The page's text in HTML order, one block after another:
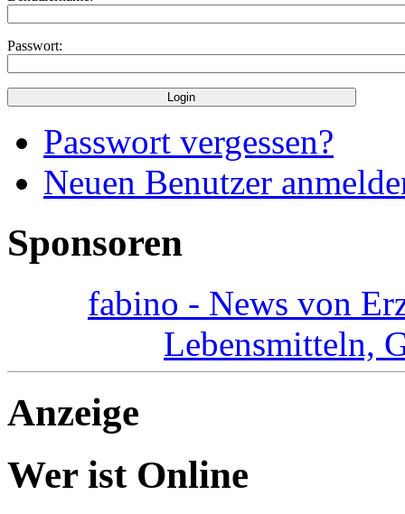
Passwort:
Passwort vergessen?
Neuen Benutzer
Sponsoren
fabino - News von
Lebensmitteln,
Anzeige
Wer ist Online